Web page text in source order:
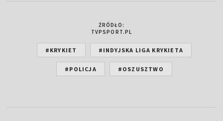
ŹRÓDŁO:
TVPSPORT.PL
#KRYKIET #INDYJSKA LIGA KRYKIETA
#POLICJA #OSZUSZTWO